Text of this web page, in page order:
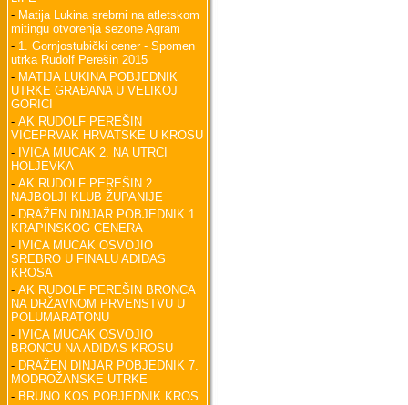
- Matija Lukina srebrni na atletskom
mitingu otvorenja sezone Agram
- 1. Gornjostubički cener - Spomen
utrka Rudolf Perešin 2015
- MATIJA LUKINA POBJEDNIK
UTRKE GRAĐANA U VELIKOJ
GORICI
- AK RUDOLF PEREŠIN
VICEPRVAK HRVATSKE U KROSU
- IVICA MUCAK 2. NA UTRCI
HOLJEVKA
- AK RUDOLF PEREŠIN 2.
NAJBOLJI KLUB ŽUPANIJE
- DRAŽEN DINJAR POBJEDNIK 1.
KRAPINSKOG CENERA
- IVICA MUCAK OSVOJIO
SREBRO U FINALU ADIDAS
KROSA
- AK RUDOLF PEREŠIN BRONCA
NA DRŽAVNOM PRVENSTVU U
POLUMARATONU
- IVICA MUCAK OSVOJIO
BRONCU NA ADIDAS KROSU
- DRAŽEN DINJAR POBJEDNIK 7.
MODROŽANSKE UTRKE
- BRUNO KOS POBJEDNIK KROS